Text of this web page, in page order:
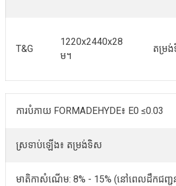
T&G
1220x2440x28
ម។
តម្រ
ការបំភាយ FORMADEHYDE៖ E0 ≤0.03
ស្រទាប់ឡើង៖ តម្រង់ទិស
មាតិកាសំណើម: 8% - 15% (នៅពេលដឹកជញ្ជូ